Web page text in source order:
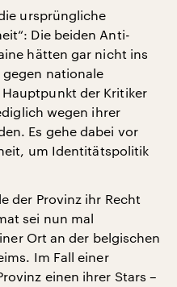
ursprüngliche
Die beiden Anti-
hätten gar nicht ins
nationale
der Kritiker
wegen ihrer
Es gehe dabei vor
um Identitätspolitik
der Provinz ihr Recht
sei nun mal
Ort an der belgischen
Im Fall einer
einen ihrer Stars –